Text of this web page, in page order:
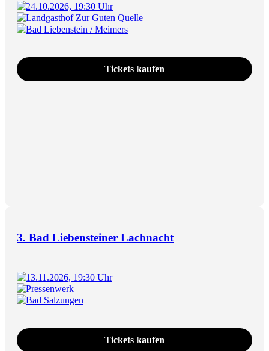
24.10.2026, 19:30 Uhr
Landgasthof Zur Guten Quelle
Bad Liebenstein / Meimers
Tickets kaufen
3. Bad Liebensteiner Lachnacht
13.11.2026, 19:30 Uhr
Pressenwerk
Bad Salzungen
Tickets kaufen